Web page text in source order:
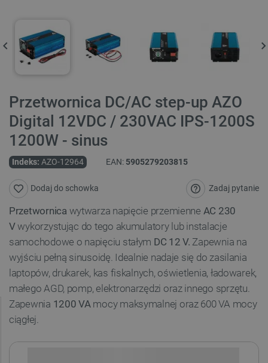
Przetwornica DC/AC step-up AZO
Digital 12VDC / 230VAC IPS-1200S
1200W - sinus
Indeks: AZO-12964 EAN: 5905279203815
Zadaj pytanie
Dodaj do schowka
Przetwornica wytwarza napięcie przemienne AC 230
Vwykorzystując do tego akumulatory lub instalacje
samochodowe o napięciu stałym DC 12 V. Zapewnia na
wyjściu pełną sinusoidę. Idealnie nadaje się do zasilania
laptopów, drukarek, kas fiskalnych, oświetlenia, ładowarek,
małego AGD, pomp, elektronarzędzi oraz innego sprzętu.
Zapewnia 1200 VAmocy maksymalnej oraz 600 VA mocy
ciągłej.